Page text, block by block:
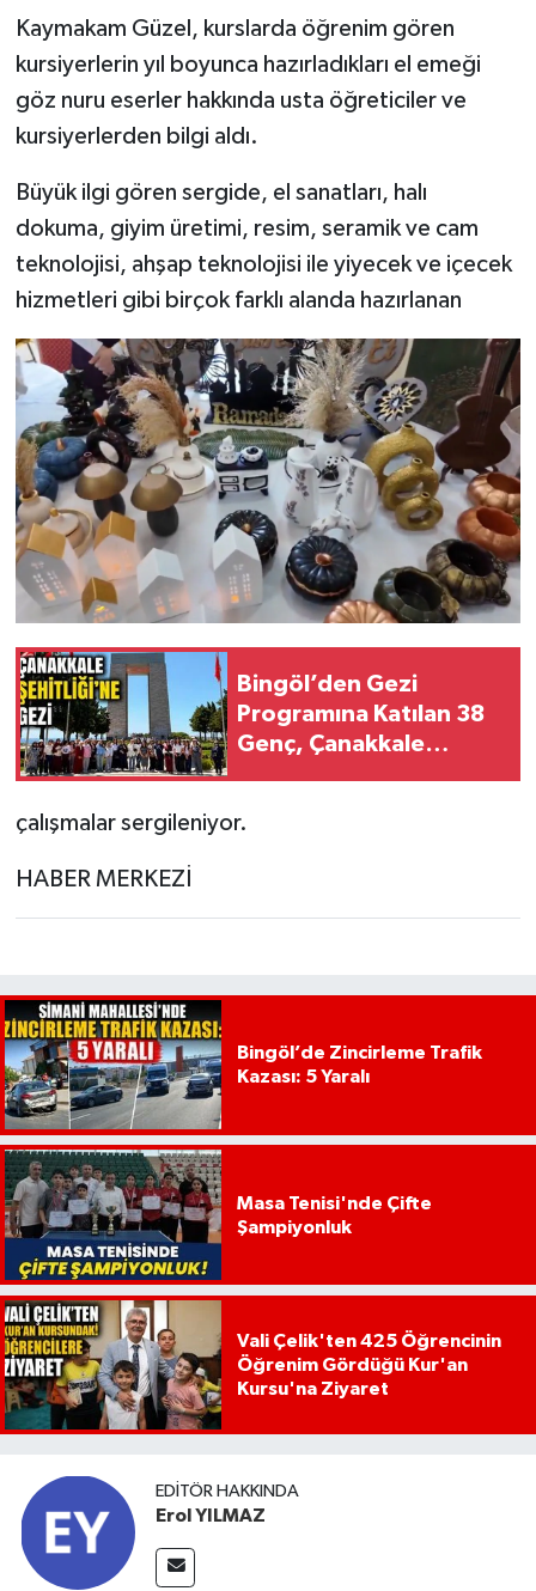
Kaymakam Güzel, kurslarda öğrenim gören
kursiyerlerin yıl boyunca hazırladıkları el emeği
göz nuru eserler hakkında usta öğreticiler ve
kursiyerlerden bilgi aldı.
Büyük ilgi gören sergide, el sanatları, halı
dokuma, giyim üretimi, resim, seramik ve cam
teknolojisi, ahşap teknolojisi ile yiyecek ve içecek
hizmetleri gibi birçok farklı alanda hazırlanan
Bingöl’den Gezi
Programına Katılan 38
Genç, Çanakkale
çalışmalar sergileniyor.
HABER MERKEZİ
Bingöl’de Zincirleme Trafik
Kazası: 5 Yaralı
Masa Tenisi'nde Çifte
Şampiyonluk
Vali Çelik'ten 425 Öğrencinin
Öğrenim Gördüğü Kur'an
Kursu'na Ziyaret
EDITÖR HAKKINDA
Erol YILMAZ